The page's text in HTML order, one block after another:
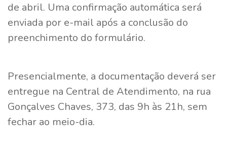
de abril. Uma confirmação automática será
enviada por e-mail após a conclusão do
preenchimento do formulário.
Presencialmente, a documentação deverá ser
entregue na Central de Atendimento, na rua
Gonçalves Chaves, 373, das 9h às 21h, sem
fechar ao meio-dia.